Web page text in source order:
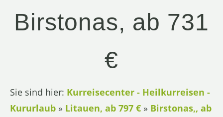
Birstonas, ab 731
€
Sie sind hier: Kurreisecenter - Heilkurreisen -
Kururlaub » Litauen, ab 797 € » Birstonas,, ab